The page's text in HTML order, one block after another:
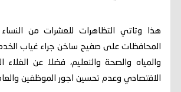
هذا وتاتي التظاهرات للعشرات من
المحافظات على صفيح ساخن جراء غياب
والمياه والصحة والتعليم، فضلا عن الغلاء
الاقتصادي وعدم تحسين اجور الموظفين